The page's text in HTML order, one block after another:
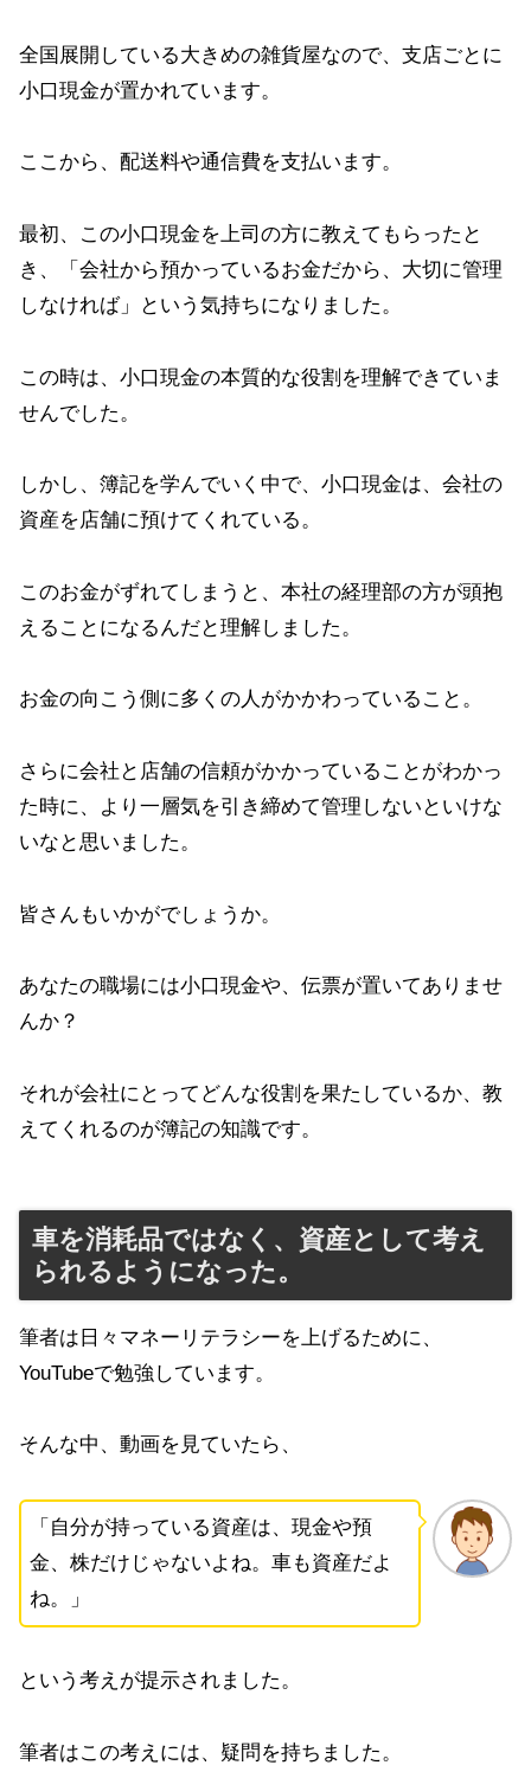
全国展開している大きめの雑貨屋なので、支店ごとに
小口現金が置かれています。
ここから、配送料や通信費を支払います。
最初、この小口現金を上司の方に教えてもらったと
き、「会社から預かっているお金だから、大切に管理
しなければ」という気持ちになりました。
この時は、小口現金の本質的な役割を理解できていま
せんでした。
しかし、簿記を学んでいく中で、小口現金は、会社の
資産を店舗に預けてくれている。
このお金がずれてしまうと、本社の経理部の方が頭抱
えることになるんだと理解しました。
お金の向こう側に多くの人がかかわっていること。
さらに会社と店舗の信頼がかかっていることがわかっ
た時に、より一層気を引き締めて管理しないといけな
いなと思いました。
皆さんもいかがでしょうか。
あなたの職場には小口現金や、伝票が置いてありませ
んか？
それが会社にとってどんな役割を果たしているか、教
えてくれるのが簿記の知識です。
車を消耗品ではなく、資産として考え
られるようになった。
筆者は日々マネーリテラシーを上げるために、
YouTubeで勉強しています。
そんな中、動画を見ていたら、
「自分が持っている資産は、現金や預
金、株だけじゃないよね。車も資産だよ
ね。」
という考えが提示されました。
筆者はこの考えには、疑問を持ちました。